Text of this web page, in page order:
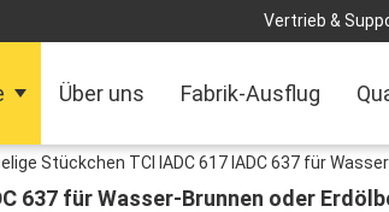
Vertrieb &
Über uns Fabrik-Ausflug
Stückchen TCI IADC 617 IADC 637 für
637 für Wasser-Brunnen oder